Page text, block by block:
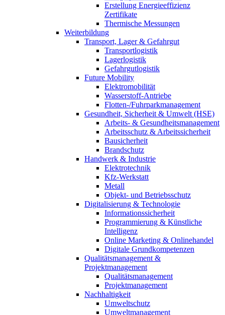
Erstellung Energieeffizienz
Zertifikate
Thermische Messungen
Weiterbildung
Transport, Lager & Gefahrgut
Transportlogistik
Lagerlogistik
Gefahrgutlogistik
Future Mobility
Elektromobilität
Wasserstoff-Antriebe
Flotten-/Fuhrparkmanagement
Gesundheit, Sicherheit & Umwelt (HSE)
Arbeits- & Gesundheitsmanagement
Arbeitsschutz & Arbeitssicherheit
Bausicherheit
Brandschutz
Handwerk & Industrie
Elektrotechnik
Kfz-Werkstatt
Metall
Objekt- und Betriebsschutz
Digitalisierung & Technologie
Informationssicherheit
Programmierung & Künstliche
Intelligenz
Online Marketing & Onlinehandel
Digitale Grundkompetenzen
Qualitätsmanagement &
Projektmanagement
Qualitätsmanagement
Projektmanagement
Nachhaltigkeit
Umweltschutz
Umweltmanagement